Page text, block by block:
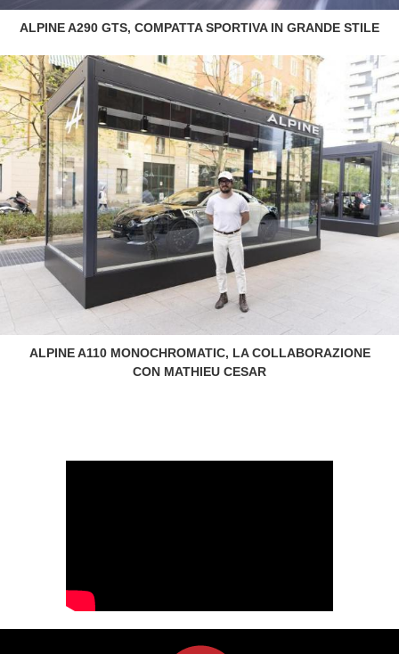
ALPINE A290 GTS, COMPATTA SPORTIVA IN GRANDE STILE
ALPINE A110 MONOCHROMATIC, LA COLLABORAZIONE
CON MATHIEU CESAR